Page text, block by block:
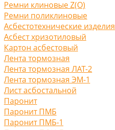
Ремни клиновые Z(O)
Ремни поликлиновые
Асбестотехнические изделия
Асбест хризотиловый
Картон асбестовый
Лента тормозная
Лента тормозная ЛАТ-2
Лента тормозная ЭМ-1
Лист асбостальной
Паронит
Паронит ПМБ
Паронит ПМБ-1